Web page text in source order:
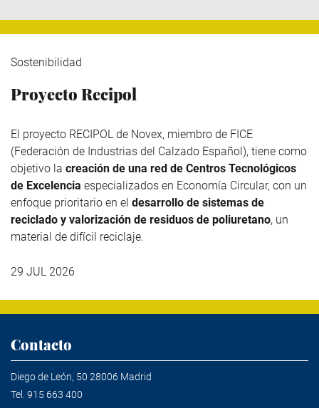
Sostenibilidad
Proyecto Recipol
El proyecto RECIPOL de Novex, miembro de FICE
(Federación de Industrias del Calzado Español), tiene como
objetivo la creación de una red de Centros Tecnológicos
de Excelencia especializados en Economía Circular, con un
enfoque prioritario en el desarrollo de sistemas de
reciclado y valorización de residuos de poliuretano, un
material de difícil reciclaje.
29 JUL 2026
Contacto
Diego de León, 50 28006 Madrid
Tel. 915 663 400